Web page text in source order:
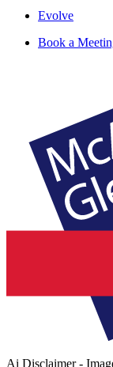
Evolve
Book a
Ai Disclaimer -